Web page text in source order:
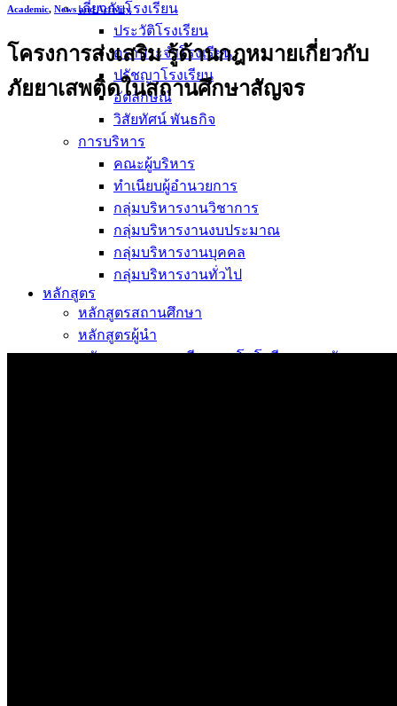
เกี่ยวกับโรงเรียน
ประวัติโรงเรียน
ตราประจำโรงเรียน
ปรัชญาโรงเรียน
อัตลักษณ์
วิสัยทัศน์ พันธกิจ
การบริหาร
คณะผู้บริหาร
ทำเนียบผู้อำนวยการ
กลุ่มบริหารงานวิชาการ
กลุ่มบริหารงานงบประมาณ
กลุ่มบริหารงานบุคคล
กลุ่มบริหารงานทั่วไป
หลักสูตร
หลักสูตรสถานศึกษา
หลักสูตรผู้นำ
หลักสูตรแผนการเรียนเทคโนโลยีและการจัดการ
Academic, News and Activity
โครงการส่งเสริม รู้ด้านกฎหมายเกี่ยวกับ
ภัยยาเสพติดในสถานศึกษาสัญจร